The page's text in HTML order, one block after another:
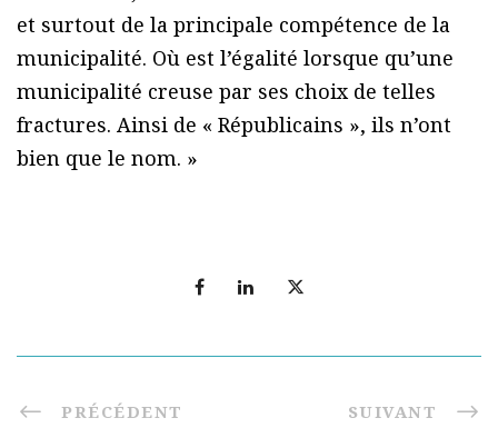
et surtout de la principale compétence de la
municipalité. Où est l’égalité lorsque qu’une
municipalité creuse par ses choix de telles
fractures. Ainsi de « Républicains », ils n’ont
bien que le nom. »
PRÉCÉDENT SUIVANT